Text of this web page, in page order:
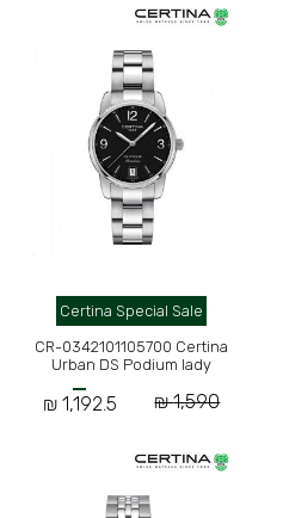
Certina Special Sale
CR-0342101105700 Certina
Urban DS Podium lady
1,590 ₪
1,192.5 ₪